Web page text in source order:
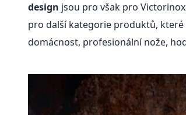
design jsou pro však pro
pro další kategorie produktů,
domácnost, profesionální nože,